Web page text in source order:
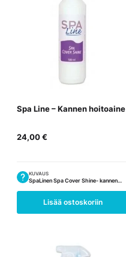
Spa Line – Kannen hoitoaine
24,00€
KUVAUS
SpaLinen Spa Cover Shine- kannen…
Lisää ostoskoriin